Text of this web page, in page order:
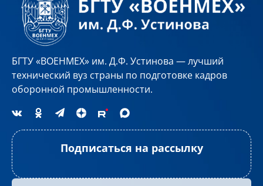
БГТУ «ВОЕНМЕХ» им. Д.Ф. Устинова — лучший
технический вуз страны по подготовке кадров
оборонной промышленности.
Подписаться на рассылку